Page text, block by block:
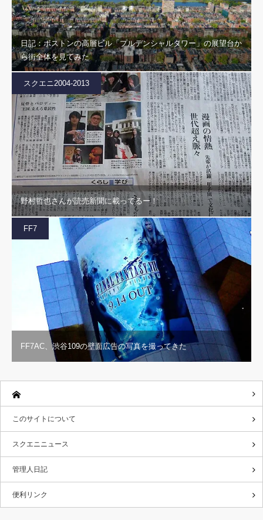
日記：ボストンの高層ビル「プルデンシャルタワー」の展望台か
ら街全体を見てみた
スクエニ2004-2013
野村哲也さんが読売新聞に載ってるー！
FF7
FF7AC、渋谷109の壁面広告の写真を撮ってきた
このサイトについて
スクエニニュース
管理人日記
便利リンク